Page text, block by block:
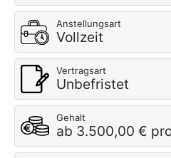
Anstellungsart
Vollzeit
Vertragsart
Unbefristet
Gehalt
ab 3.500,00 €